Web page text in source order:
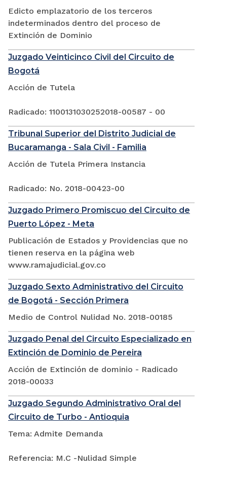
Edicto emplazatorio de los terceros
indeterminados dentro del proceso de
Extinción de Dominio
Juzgado Veinticinco Civil del Circuito de
Bogotá
Acción de Tutela
Radicado: 1100131030252018-00587 - 00
Tribunal Superior del Distrito Judicial de
Bucaramanga - Sala Civil - Familia
Acción de Tutela Primera Instancia
Radicado: No. 2018-00423-00
Juzgado Primero Promiscuo del Circuito de
Puerto López - Meta
Publicación de Estados y Providencias que no
tienen reserva en la página web
www.ramajudicial.gov.co
Juzgado Sexto Administrativo del Circuito
de Bogotá - Sección Primera
Medio de Control Nulidad No. 2018-00185
Juzgado Penal del Circuito Especializado en
Extinción de Dominio de Pereira
Acción de Extinción de dominio - Radicado
2018-00033
Juzgado Segundo Administrativo Oral del
Circuito de Turbo - Antioquia
Tema: Admite Demanda
Referencia: M.C -Nulidad Simple